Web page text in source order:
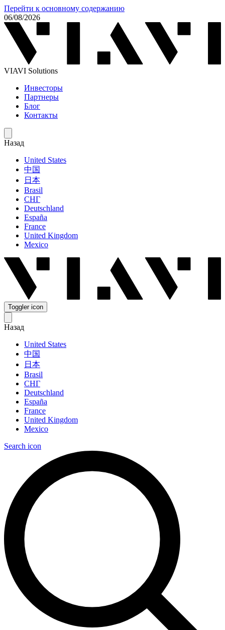
Перейти к основному содержанию
06/08/2026
VIAVI Solutions
Инвесторы
Партнеры
Блог
Контакты
Назад
United States
中国
日本
Brasil
СНГ
Deutschland
España
France
United Kingdom
Mexico
Toggler icon
Назад
United States
中国
日本
Brasil
СНГ
Deutschland
España
France
United Kingdom
Mexico
Search icon